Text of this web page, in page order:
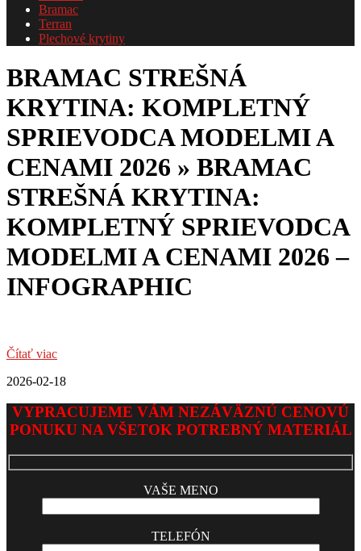
Bramac
Terran
Plechové krytiny
BRAMAC STREŠNÁ
KRYTINA: KOMPLETNÝ
SPRIEVODCA MODELMI A
CENAMI 2026 » BRAMAC
STREŠNÁ KRYTINA:
KOMPLETNÝ SPRIEVODCA
MODELMI A CENAMI 2026 –
INFOGRAPHIC
Čítať viac
2026-02-18
VYPRACUJEME VÁM NEZÁVÄZNÚ CENOVÚ
PONUKU NA VŠETOK POTREBNÝ MATERIÁL
VAŠE MENO
TELEFÓN